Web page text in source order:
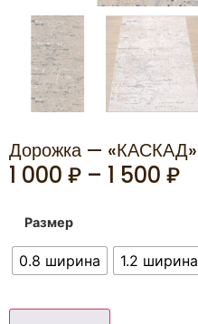
Дорожка — «КАСКАД»
1 000 ₽ – 1 500 ₽
Размер
0.8 ширина 1.2 ширина